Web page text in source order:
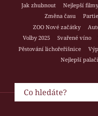
Jak zhubnout Nejlepší
Změna času
Partie
ZOO Nové začátky
Volby 2025
Svařené víno
Pěstování lichořeřišnice
Nejlepší